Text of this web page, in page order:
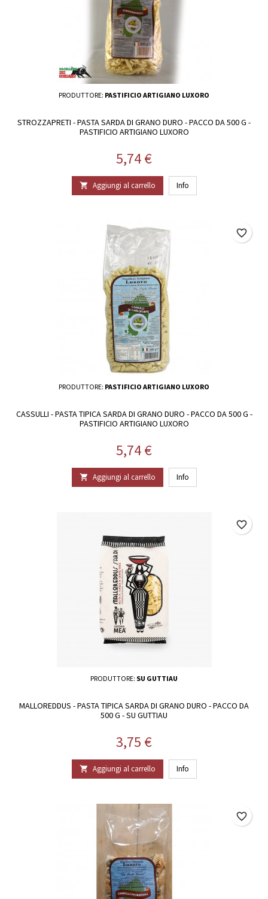
PRODUTTORE: PASTIFICIO ARTIGIANO LUXORO
STROZZAPRETI - PASTA SARDA DI GRANO DURO - PACCO DA 500 G -
PASTIFICIO ARTIGIANO LUXORO
Prezzo
5,74 €
 Aggiungi al carrello Info
PRODUTTORE: PASTIFICIO ARTIGIANO LUXORO
CASSULLI - PASTA TIPICA SARDA DI GRANO DURO - PACCO DA 500 G -
PASTIFICIO ARTIGIANO LUXORO
Prezzo
5,74 €
 Aggiungi al carrello Info
favorite_border
PRODUTTORE: SU GUTTIAU
MALLOREDDUS - PASTA TIPICA SARDA DI GRANO DURO - PACCO DA
500 G - SU GUTTIAU
Prezzo
3,75 €
 Aggiungi al carrello Info
favorite_border
favorite_border